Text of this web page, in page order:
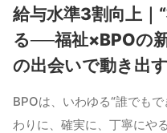
給与水準3割向上｜
る──福祉×BPOの
の出会いで動き出す
BPOは、いわゆる“誰でも
わりに、確実に、丁寧にや